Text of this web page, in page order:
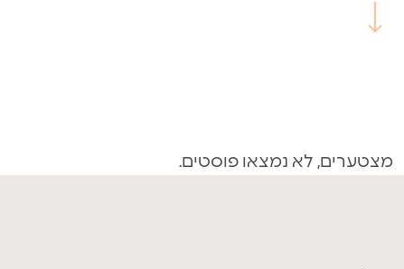
מצטערים, לא נמצאו פוסטים.